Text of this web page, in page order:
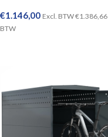
€1.146,00 Excl. BTW€1.386,66
BTW